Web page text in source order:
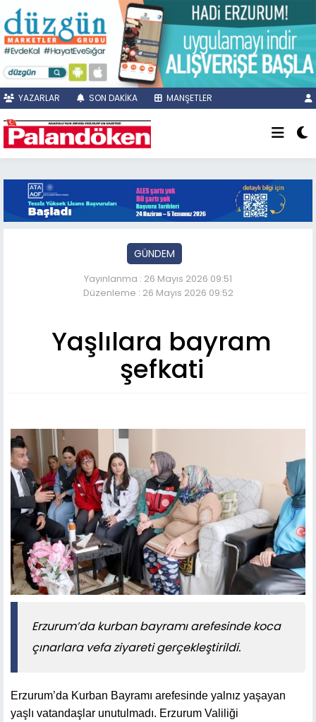
YAZARLAR SON DAKİKA MANŞETLER
GÜNDEM
Yayınlanma : 26 Mayıs 2026 09:51
Düzenleme : 26 Mayıs 2026 09:52
Yaşlılara bayram
şefkati
Erzurum’da kurban bayramı arefesinde koca
çınarlara vefa ziyareti gerçekleştirildi.
Erzurum’da Kurban Bayramı arefesinde yalnız yaşayan
yaşlı vatandaşlar unutulmadı. Erzurum Valiliği